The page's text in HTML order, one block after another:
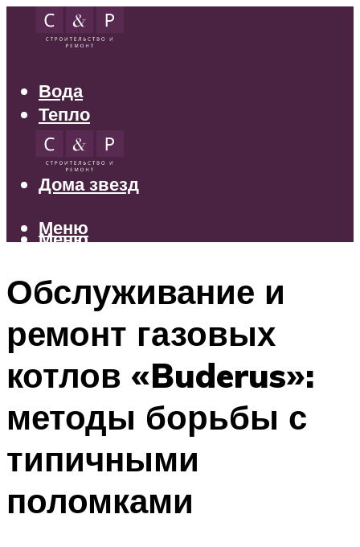
Вода
Тепло
Электрика
Свет
Дома звезд
Меню
Меню
Обслуживание и
ремонт газовых
котлов «Buderus»:
методы борьбы с
типичными
поломками